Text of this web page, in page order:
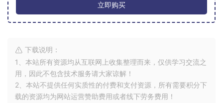
立即购买
下载说明：
1、本站所有资源均从互联网上收集整理而来，仅供学习交流之
用，因此不包含技术服务请大家谅解！
2、本站不提供任何实质性的付费和支付资源，所有需要积分下
载的资源均为网站运营赞助费用或者线下劳务费用！